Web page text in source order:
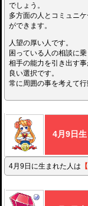
でしょう。
多方面の人とコミュニ
ができます。
人望の厚い人です。
困っている人の相談に
相手の能力を引き出す
良い選択です。
常に周囲の事を考えて
4月9日
4月9日に生まれた人は